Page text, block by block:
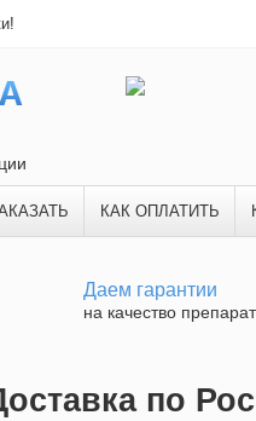
КАК ОПЛАТИТЬ
Даем гарантии
на качество
по